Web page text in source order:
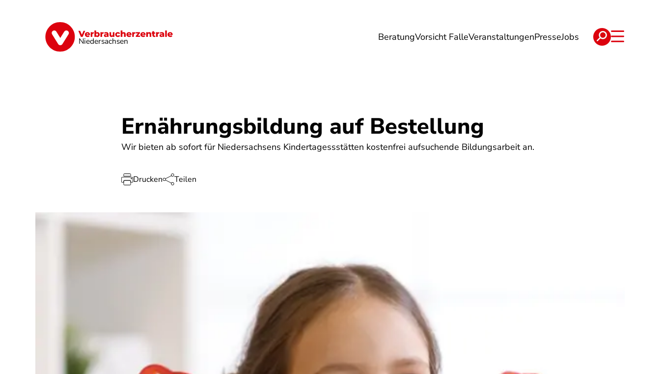
Niedersachsen BeratungVorsicht FalleVeranstaltungenPresseJobs
Digitale Welt Energie Geld & Versicherungen Ernährung Reise Verträge & Reklamation
Ernährungsbildung auf Bestellung
Wir bieten ab sofort für Niedersachsens Kindertagessstätten kostenfrei aufsuchende Bildungsarbeit an.
Drucken Teilen